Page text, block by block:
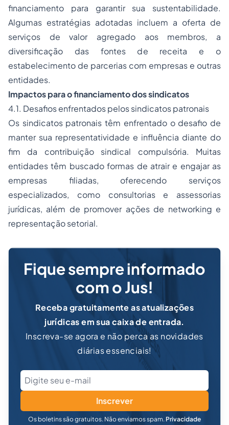
financiamento para garantir sua sustentabilidade.
Algumas estratégias adotadas incluem a oferta de
serviços de valor agregado aos membros, a
diversificação das fontes de receita e o
estabelecimento de parcerias com empresas e outras
entidades.
Impactos para o financiamento dos sindicatos
4.1. Desafios enfrentados pelos sindicatos patronais
Os sindicatos patronais têm enfrentado o desafio de
manter sua representatividade e influência diante do
fim da contribuição sindical compulsória. Muitas
entidades têm buscado formas de atrair e engajar as
empresas filiadas, oferecendo serviços
especializados, como consultorias e assessorias
jurídicas, além de promover ações de networking e
representação setorial.
Fique sempre informado
com o Jus!
Receba gratuitamente as atualizações
jurídicas em sua caixa de entrada.
Inscreva-se agora e não perca as novidades
diárias essenciais!
Inscrever
Os boletins são gratuitos. Não enviamos spam. Privacidade